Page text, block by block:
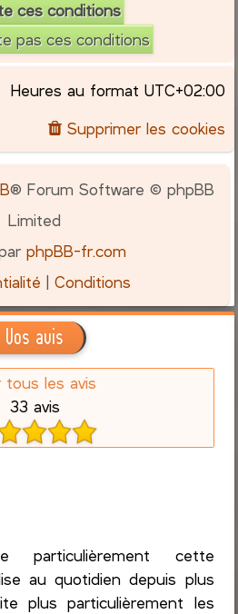
Heures au format UTC+02:00
Supprimer les cookies
® Forum Software © phpBB
Limited
phpBB-fr.com
|Conditions
Vos avis
tous les avis
33 avis
particulièrement cette
au quotidien depuis plus
plus particulièrement les